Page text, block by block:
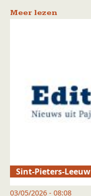
Meer lezen
Sint-Pieters-Leeuw
03/05/2026 - 08:08